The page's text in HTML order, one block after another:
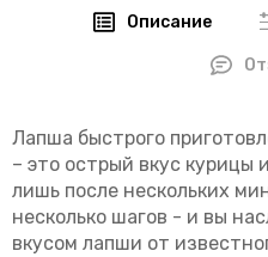
Описание
Лапша быстрого
– это острый вкус курицы
лишь после нескольких
несколько шагов - и вы
вкусом лапши от